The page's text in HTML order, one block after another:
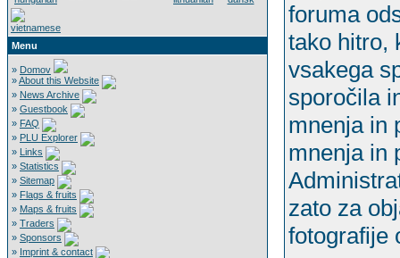
Menu
» Domov
»About this Website
» News Archive
» Guestbook
» FAQ
» PLU Explorer
» Links
» Statistics
» Sitemap
» Flags & fruits
» Maps & fruits
» Traders
» Sponsors
» Imprint & contact
foruma
tako hitro,
vsakega
sporočila
mnenja in
mnenja in
zato za
fotografije